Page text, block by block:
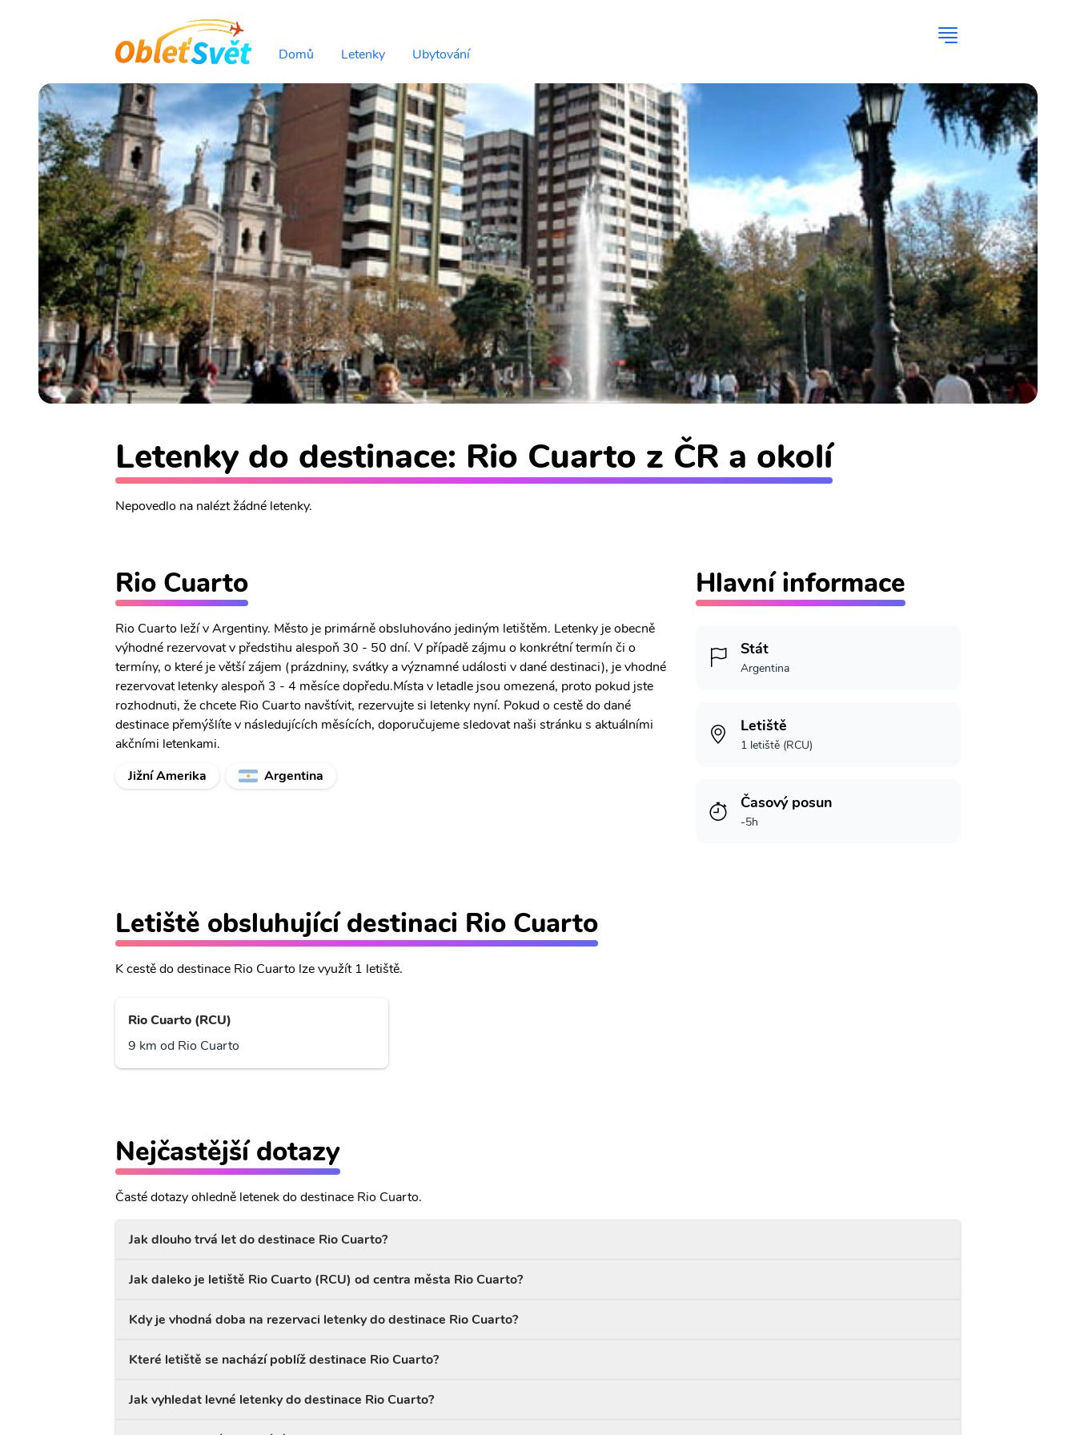
Domů Letenky Ubytování
Letenky do destinace: Rio Cuarto z ČR a okolí
Nepovedlo na nalézt žádné letenky.
Rio Cuarto
Rio Cuarto leží v Argentiny. Město je primárně obsluhováno jediným letištěm. Letenky je obecně
výhodné rezervovat v předstihu alespoň 30 - 50 dní. V případě zájmu o konkrétní termín či o
termíny, o které je větší zájem (prázdniny, svátky a významné události v dané destinaci), je vhodné
rezervovat letenky alespoň 3 - 4 měsíce dopředu.Místa v letadle jsou omezená, proto pokud jste
rozhodnuti, že chcete Rio Cuarto navštívit, rezervujte si letenky nyní. Pokud o cestě do dané
destinace přemýšlíte v následujících měsících, doporučujeme sledovat naši stránku s aktuálními
akčními letenkami.
Jižní Amerika
Argentina
Hlavní informace
Stát
Argentina
Letiště
1 letiště (RCU)
Časový posun
-5h
Letiště obsluhující destinaci Rio Cuarto
K cestě do destinace Rio Cuarto lze využít 1 letiště.
Rio Cuarto (RCU)
9 km od Rio Cuarto
Nejčastější dotazy
Časté dotazy ohledně letenek do destinace Rio Cuarto.
Jak dlouho trvá let do destinace Rio Cuarto?
Jak daleko je letiště Rio Cuarto (RCU) od centra města Rio Cuarto?
Kdy je vhodná doba na rezervaci letenky do destinace Rio Cuarto?
Které letiště se nachází poblíž destinace Rio Cuarto?
Jak vyhledat levné letenky do destinace Rio Cuarto?